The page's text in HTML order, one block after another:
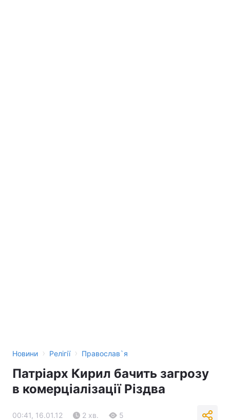
Новини › Релігії › Православ`я
Патріарх Кирил бачить загрозу
в комерціалізації Різдва
00:41, 16.01.12 2 хв. 5